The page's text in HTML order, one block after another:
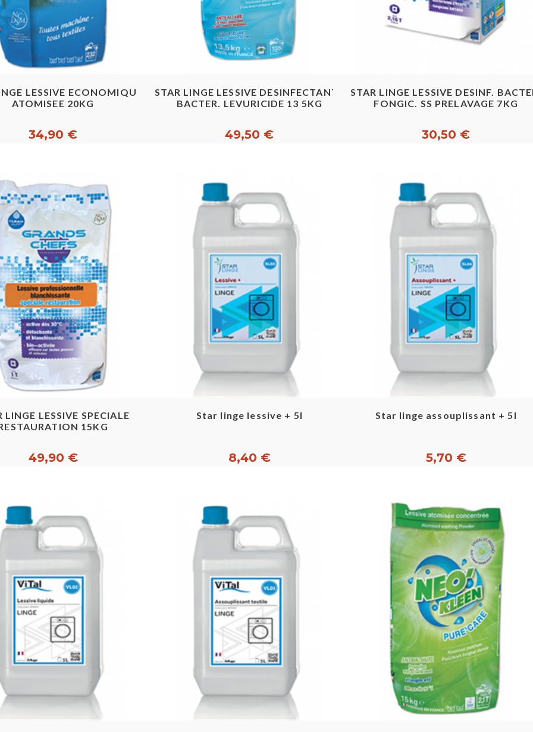
LESSIVE ECONOMIQUE
ATOMISEE 20KG
34,90 €
STAR LINGE LESSIVE DESINFECTANTE
BACTER. LEVURICIDE 13 5KG
49,50 €
STAR LINGE LESSIVE DESINF.
FONGIC. SS PRELAVAGE 7KG
30,50 €
LINGE LESSIVE SPECIALE
15KG
49,90 €
Star linge lessive + 5l
8,40 €
Star linge assouplissant + 5l
5,70 €